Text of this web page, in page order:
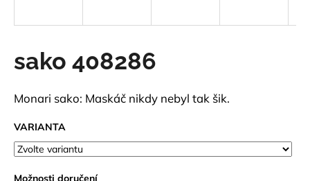
sako 408286
Monari sako: Maskáč nikdy nebyl tak šik.
VARIANTA
Možnosti doručení
í
t
?
HLEDAT